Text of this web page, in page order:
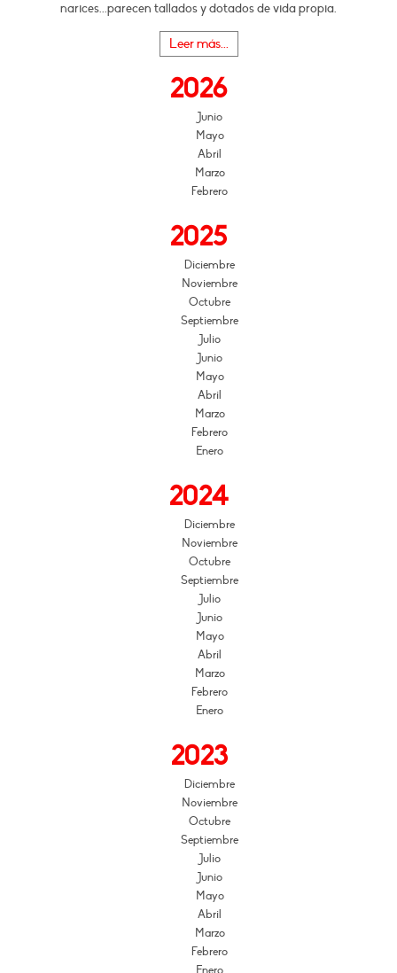
narices...parecen tallados y dotados de vida propia.
Leer más...
2026
Junio
Mayo
Abril
Marzo
Febrero
2025
Diciembre
Noviembre
Octubre
Septiembre
Julio
Junio
Mayo
Abril
Marzo
Febrero
Enero
2024
Diciembre
Noviembre
Octubre
Septiembre
Julio
Junio
Mayo
Abril
Marzo
Febrero
Enero
2023
Diciembre
Noviembre
Octubre
Septiembre
Julio
Junio
Mayo
Abril
Marzo
Febrero